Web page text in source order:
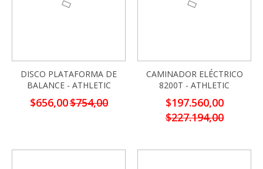
DISCO PLATAFORMA DE
BALANCE - ATHLETIC
Precio
especial
$656,00$754,00
CAMINADOR ELÉCTRICO
8200T - ATHLETIC
Precio
especial
$197.560,00
$227.194,00